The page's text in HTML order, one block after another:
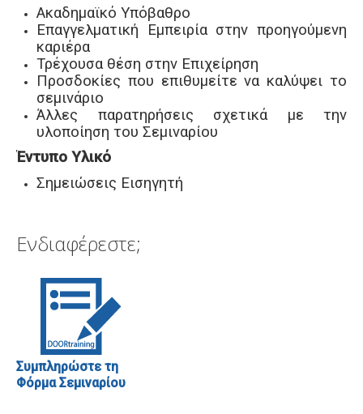
Ακαδημαϊκό Υπόβαθρο
Επαγγελματική Εμπειρία στην προηγούμενη
καριέρα
Τρέχουσα θέση στην Επιχείρηση
Προσδοκίες που επιθυμείτε να καλύψει το
σεμινάριο
Άλλες παρατηρήσεις σχετικά με την
υλοποίηση του Σεμιναρίου
Έντυπο Υλικό
Σημειώσεις Εισηγητή
Ενδιαφέρεστε;
Συμπληρώστε τη
Φόρμα Σεμιναρίου